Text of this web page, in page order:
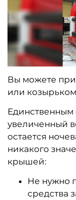
Вы можете
или
Единственным
увеличенный
остается
никакого
крышей:
Не нужно
средства